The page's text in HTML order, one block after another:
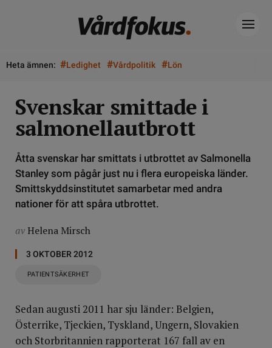
Heta ämnen: #Ledighet #Vårdpolitik #Lön
Svenskar smittade i
salmonellautbrott
Åtta svenskar har smittats i utbrottet av Salmonella
Stanley som pågår just nu i flera europeiska länder.
Smittskyddsinstitutet samarbetar med andra
nationer för att spåra utbrottet.
av Helena Mirsch
3 OKTOBER 2012
PATIENTSÄKERHET
Sedan augusti 2011 har sju länder: Belgien,
Österrike, Tjeckien, Tyskland, Ungern, Slovakien
och Storbritannien rapporterat 167 fall av en